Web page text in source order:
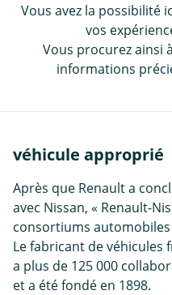
Vous avez la possibilité
vos
Vous procurez ainsi
informations
véhicule approprié
Après que Renault a
avec Nissan, « Renault-
consortiums
Le fabricant de
a plus de 125 000
et a été fondé en 1898.